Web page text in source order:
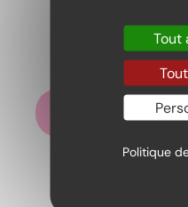
Hershey’s
Ajouter au panier
Tout
Politique